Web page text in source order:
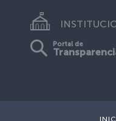
Portal de
Transparencia